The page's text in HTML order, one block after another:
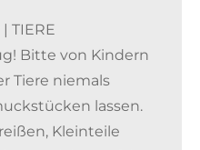
TIERE
Bitte von Kindern
Tiere niemals
lassen.
Kleinteile